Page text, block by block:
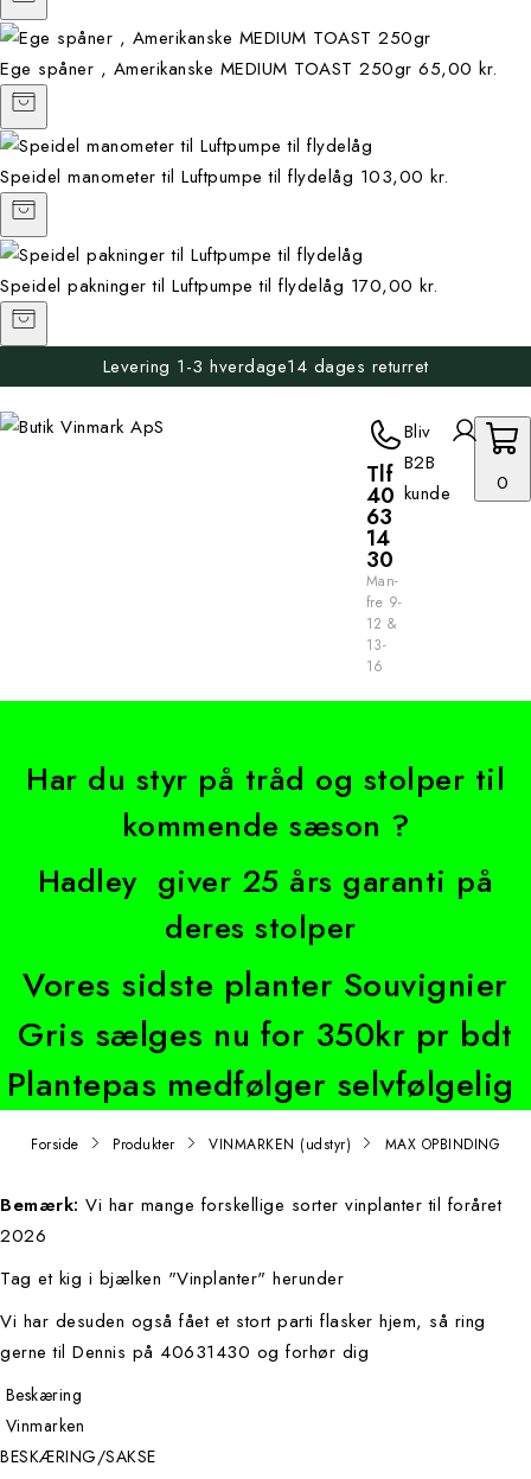
Ege spåner , Amerikanske MEDIUM TOAST 250gr 65,00 kr.
Speidel manometer til Luftpumpe til flydelåg 103,00 kr.
Speidel pakninger til Luftpumpe til flydelåg 170,00 kr.
Levering 1-3 hverdage14 dages returret
Tlf
40
63
14
30
Man-
fre 9-
12 &
13-
16
Bliv
B2B
kunde
0
Har du styr på tråd og stolper til
kommende sæson ?
Hadley giver 25 års garanti på
deres stolper
Vores sidste planter Souvignier
Gris sælges nu for 350kr pr bdt
Plantepas medfølger selvfølgelig
Forside Produkter VINMARKEN (udstyr) MAX OPBINDING
Bemærk: Vi har mange forskellige sorter vinplanter til foråret
2026
Tag et kig i bjælken "Vinplanter" herunder
Vi har desuden også fået et stort parti flasker hjem, så ring
gerne til Dennis på 40631430 og forhør dig
Beskæring
Vinmarken
BESKÆRING/SAKSE